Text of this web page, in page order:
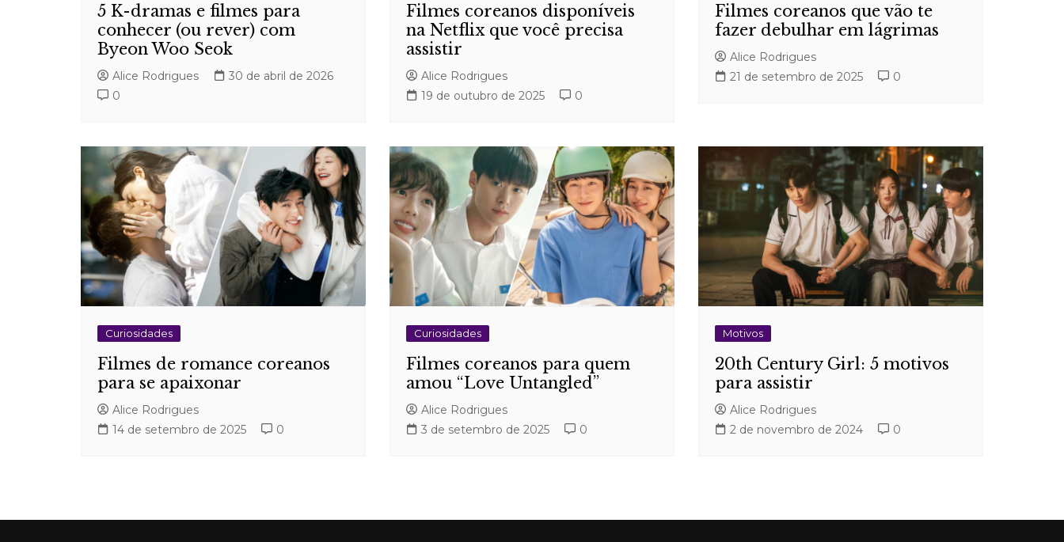
5 K-dramas e filmes para
conhecer (ou rever) com
Byeon Woo Seok
Alice Rodrigues
30 de abril de 2026
0
Filmes coreanos disponíveis
na Netflix que você precisa
assistir
Alice Rodrigues
19 de outubro de 2025
0
Filmes coreanos que vão te
fazer debulhar em lágrimas
Alice Rodrigues
21 de setembro de 2025
0
Curiosidades
Filmes de romance coreanos
para se apaixonar
Alice Rodrigues
14 de setembro de 2025
0
Curiosidades
Filmes coreanos para quem
amou “Love Untangled”
Alice Rodrigues
3 de setembro de 2025
0
Motivos
20th Century Girl: 5 motivos
para assistir
Alice Rodrigues
2 de novembro de 2024
0